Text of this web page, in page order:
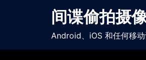
间谍偷拍摄
Android、iOS 和任何移